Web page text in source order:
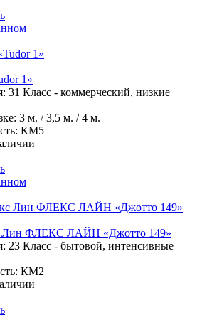
1»
31 Класс - коммерческий, низкие
3 м. / 3,5 м. / 4 м.
КМ5
Лин ФЛЕКС ЛАЙН «Джотто 149»
23 Класс - бытовой, интенсивные
КМ2